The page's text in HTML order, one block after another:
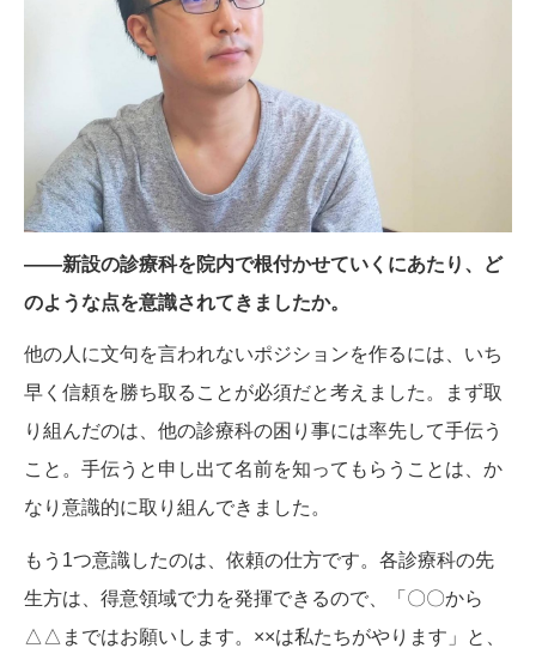
——新設の診療科を院内で根付かせていくにあたり、ど
のような点を意識されてきましたか。
他の人に文句を言われないポジションを作るには、いち
早く信頼を勝ち取ることが必須だと考えました。まず取
り組んだのは、他の診療科の困り事には率先して手伝う
こと。手伝うと申し出て名前を知ってもらうことは、か
なり意識的に取り組んできました。
もう1つ意識したのは、依頼の仕方です。各診療科の先
生方は、得意領域で力を発揮できるので、「〇〇から
△△まではお願いします。××は私たちがやります」と、